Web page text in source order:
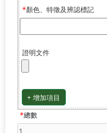
顏色、特徵及辨認標記
證明文件
+ 增加項目
總數